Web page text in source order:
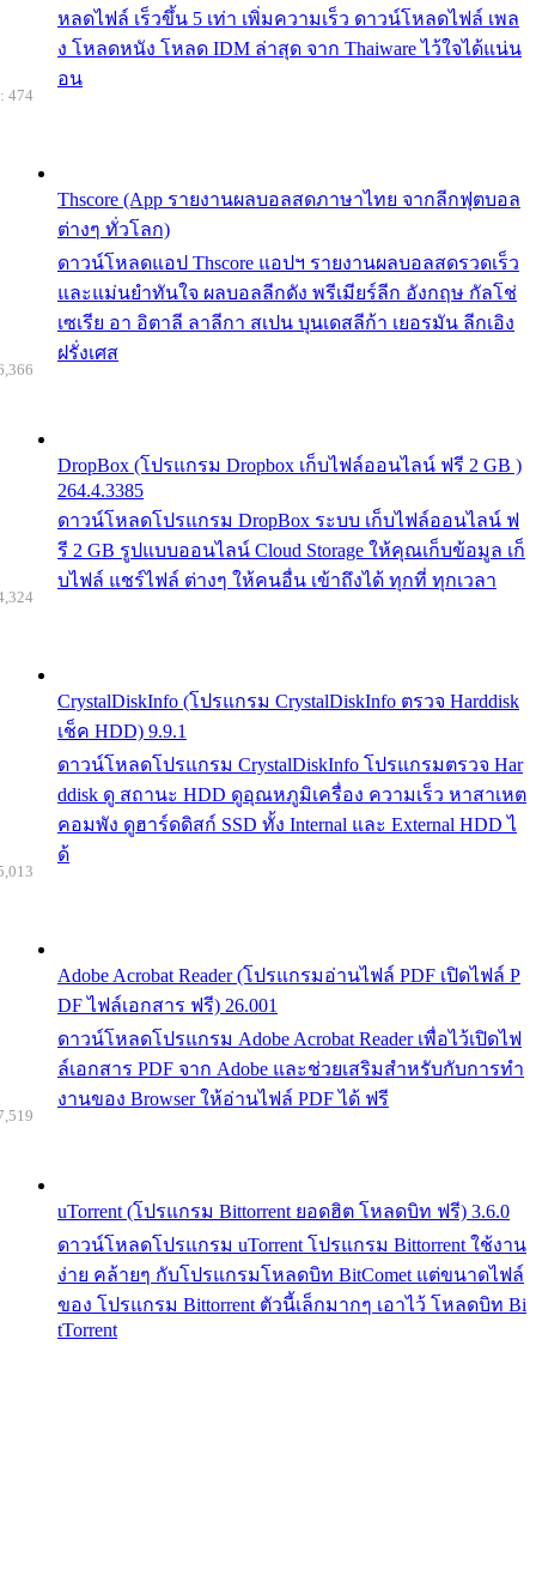
หลดไฟล์ เร็วขึ้น 5 เท่า เพิ่มความเร็ว ดาวน์โหลดไฟล์ เพล
ง โหลดหนัง โหลด IDM ล่าสุด จาก Thaiware ไว้ใจได้แน่น
อน
Thscore (App รายงานผลบอลสดภาษาไทย จากลีกฟุตบอล
ต่างๆ ทั่วโลก)
ดาวน์โหลดแอป Thscore แอปฯ รายงานผลบอลสดรวดเร็ว
และแม่นยำทันใจ ผลบอลลีกดัง พรีเมียร์ลีก อังกฤษ กัลโช่
เซเรีย อา อิตาลี ลาลีกา สเปน บุนเดสลีก้า เยอรมัน ลีกเอิง
ฝรั่งเศส
474
DropBox (โปรแกรม Dropbox เก็บไฟล์ออนไลน์ ฟรี 2 GB )
264.4.3385
ดาวน์โหลดโปรแกรม DropBox ระบบ เก็บไฟล์ออนไลน์ ฟ
รี 2 GB รูปแบบออนไลน์ Cloud Storage ให้คุณเก็บข้อมูล เก็
บไฟล์ แชร์ไฟล์ ต่างๆ ให้คนอื่น เข้าถึงได้ ทุกที่ ทุกเวลา
CrystalDiskInfo (โปรแกรม CrystalDiskInfo ตรวจ Harddisk
เช็ค HDD) 9.9.1
ดาวน์โหลดโปรแกรม CrystalDiskInfo โปรแกรมตรวจ Har
ddisk ดู สถานะ HDD ดูอุณหภูมิเครื่อง ความเร็ว หาสาเหต
คอมพัง ดูฮาร์ดดิสก์ SSD ทั้ง Internal และ External HDD ไ
ด้
Adobe Acrobat Reader (โปรแกรมอ่านไฟล์ PDF เปิดไฟล์ P
DF ไฟล์เอกสาร ฟรี) 26.001
ดาวน์โหลดโปรแกรม Adobe Acrobat Reader เพื่อไว้เปิดไฟ
ล์เอกสาร PDF จาก Adobe และช่วยเสริมสำหรับกับการทำ
งานของ Browser ให้อ่านไฟล์ PDF ได้ ฟรี
uTorrent (โปรแกรม Bittorrent ยอดฮิต โหลดบิท ฟรี) 3.6.0
ดาวน์โหลดโปรแกรม uTorrent โปรแกรม Bittorrent ใช้งาน
ง่าย คล้ายๆ กับโปรแกรมโหลดบิท BitComet แต่ขนาดไฟล์
ของ โปรแกรม Bittorrent ตัวนี้เล็กมากๆ เอาไว้ โหลดบิท Bi
tTorrent